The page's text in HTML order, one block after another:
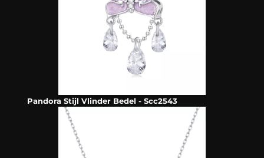
Pandora Stijl Vlinder Bedel - Scc2543